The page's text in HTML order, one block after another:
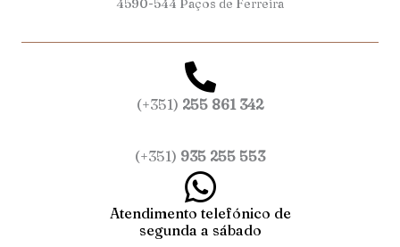
4590-544 Paços de Ferreira
(+351) 255 861 342
(+351) 935 255 553
Atendimento telefónico de
segunda a sábado